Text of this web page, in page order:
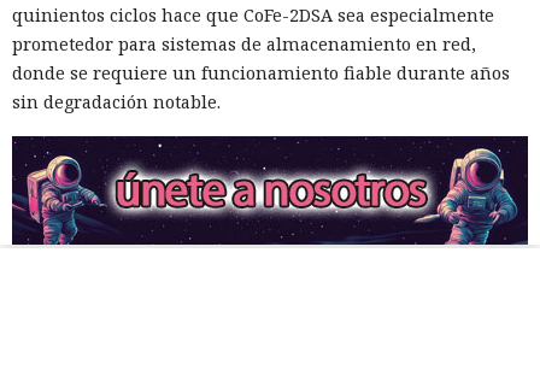
quinientos ciclos hace que CoFe-2DSA sea especialmente
prometedor para sistemas de almacenamiento en red,
donde se requiere un funcionamiento fiable durante años
sin degradación notable.